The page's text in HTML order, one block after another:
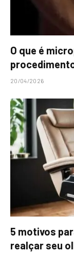
O que é
20/04/2026
5 motivos
realçar seu